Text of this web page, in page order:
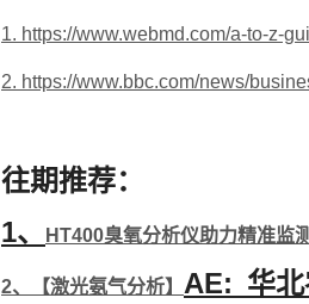
1. https://www.webmd.com/a-to-z-
2. https://www.bbc.com/news/
往期推荐：
1、
HT400臭氧分析仪助力精准监
2、 【激光氨气分析】 AE: 华北